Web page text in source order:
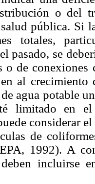
o del
pública. Si
totales,
pasado, se
o de
al crecimiento
de agua potable
limitado en
considerar
de
1992). A
incluirse